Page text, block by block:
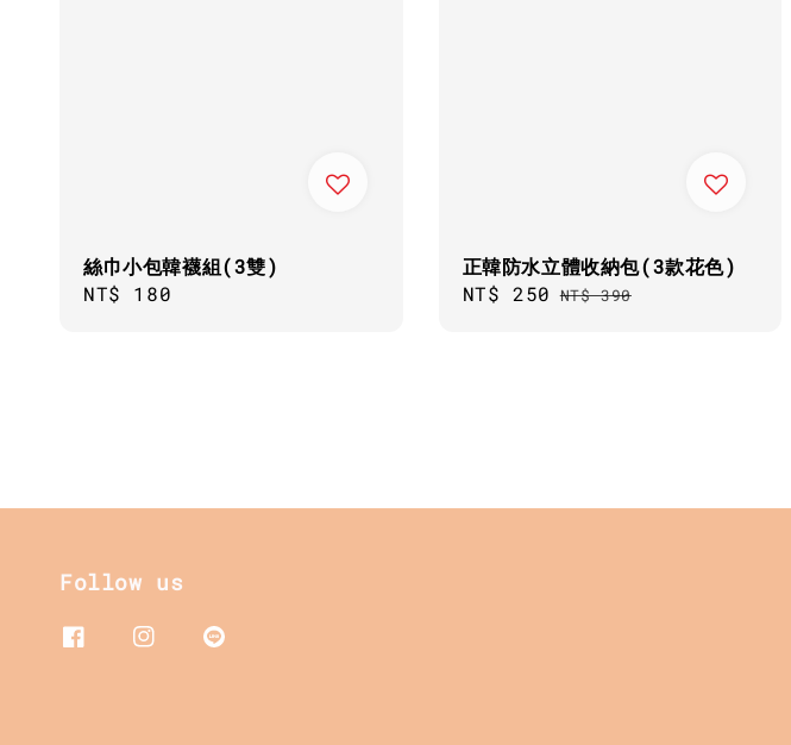
絲巾小包韓襪組(3雙)
Regular
NT$ 180
正韓防水立體收納包(3款花色)
Sale
NT$ 250 Regular
NT$ 390
Follow us